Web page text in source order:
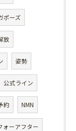
ポーズ
放
姿勢
公式ライン
約 NMN
ォーアフター